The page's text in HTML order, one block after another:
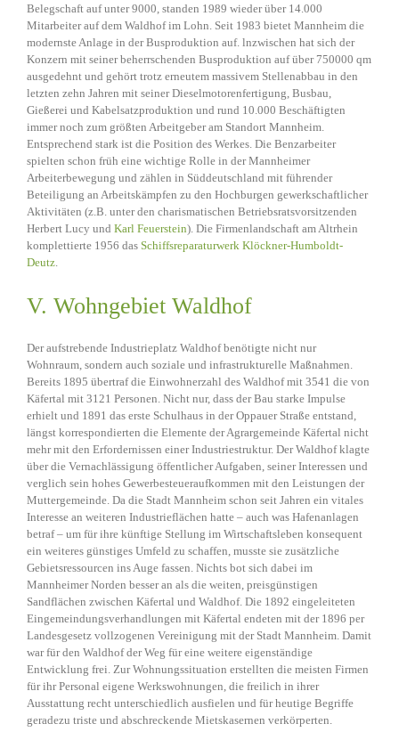
Belegschaft auf unter 9000, standen 1989 wieder über 14.000
Mitarbeiter auf dem Waldhof im Lohn. Seit 1983 bietet Mannheim die
modernste Anlage in der Busproduktion auf. lnzwischen hat sich der
Konzern mit seiner beherrschenden Busproduktion auf über 750000 qm
ausgedehnt und gehört trotz erneutem massivem Stellenabbau in den
letzten zehn Jahren mit seiner Dieselmotorenfertigung, Busbau,
Gießerei und Kabelsatzproduktion und rund 10.000 Beschäftigten
immer noch zum größten Arbeitgeber am Standort Mannheim.
Entsprechend stark ist die Position des Werkes. Die Benzarbeiter
spielten schon früh eine wichtige Rolle in der Mannheimer
Arbeiterbewegung und zählen in Süddeutschland mit führender
Beteiligung an Arbeitskämpfen zu den Hochburgen gewerkschaftlicher
Aktivitäten (z.B. unter den charismatischen Betriebsratsvorsitzenden
Herbert Lucy und Karl Feuerstein). Die Firmenlandschaft am Altrhein
komplettierte 1956 das Schiffsreparaturwerk Klöckner-Humboldt-
Deutz.
V. Wohngebiet Waldhof
Der aufstrebende Industrieplatz Waldhof benötigte nicht nur
Wohnraum, sondern auch soziale und infrastrukturelle Maßnahmen.
Bereits 1895 übertraf die Einwohnerzahl des Waldhof mit 3541 die von
Käfertal mit 3121 Personen. Nicht nur, dass der Bau starke Impulse
erhielt und 1891 das erste Schulhaus in der Oppauer Straße entstand,
längst korrespondierten die Elemente der Agrargemeinde Käfertal nicht
mehr mit den Erfordernissen einer Industriestruktur. Der Waldhof klagte
über die Vernachlässigung öffentlicher Aufgaben, seiner Interessen und
verglich sein hohes Gewerbesteueraufkommen mit den Leistungen der
Muttergemeinde. Da die Stadt Mannheim schon seit Jahren ein vitales
Interesse an weiteren Industrieflächen hatte – auch was Hafenanlagen
betraf – um für ihre künftige Stellung im Wirtschaftsleben konsequent
ein weiteres günstiges Umfeld zu schaffen, musste sie zusätzliche
Gebietsressourcen ins Auge fassen. Nichts bot sich dabei im
Mannheimer Norden besser an als die weiten, preisgünstigen
Sandflächen zwischen Käfertal und Waldhof. Die 1892 eingeleiteten
Eingemeindungsverhandlungen mit Käfertal endeten mit der 1896 per
Landesgesetz vollzogenen Vereinigung mit der Stadt Mannheim. Damit
war für den Waldhof der Weg für eine weitere eigenständige
Entwicklung frei. Zur Wohnungssituation erstellten die meisten Firmen
für ihr Personal eigene Werkswohnungen, die freilich in ihrer
Ausstattung recht unterschiedlich ausfielen und für heutige Begriffe
geradezu triste und abschreckende Mietskasernen verkörperten.